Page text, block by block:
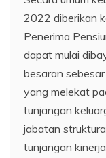
2022 diberikan
Penerima
dapat mulai
besaran
yang melekat
tunjangan
jabatan
tunjangan